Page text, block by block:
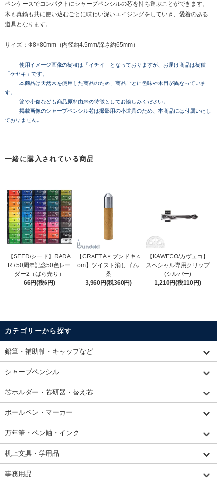
ペンケースでコンパクトにシャープペンシルの芯を持ち運ぶことができます。
木も真鍮も共に使い込むごとに味わい深いエイジングをしていき、愛着のある
道具となります。
サイズ：Φ8×80mm（内径約4.5mm/深さ約65mm）
使用イメージ画像の樹種は「イチイ」となっておりますが、お届け商品は樹種
「ケヤキ」です。
本商品は天然木を使用した商品のため、商品ごとに色味や木目が異なっていま
す。
節や小傷なども商品原料由来の特徴としてお愉しみください。
掲載画像のシャープペンシル芯は撮影用の小道具のため、本商品には付属いたし
ておりません。
一緒に購入されている商品
【SEED/シード】RADA
R / 50周年記念50色レー
ダー2（ばら売り）
66円(税6円)
【CRAFT A × ブンドキ.c
om】ツイスト消しゴム/
桑
3,960円(税360円)
【KAWECO/カヴェコ】
スペシャル専用クリップ
(シルバー)
1,210円(税110円)
カテゴリーから探す
鉛筆・補助軸・キャップなど
シャープペンシル
芯ホルダー・芯研器・替え芯
ボールペン・マーカー
万年筆・ペン軸・インク
机上文具・学用品
事務用品